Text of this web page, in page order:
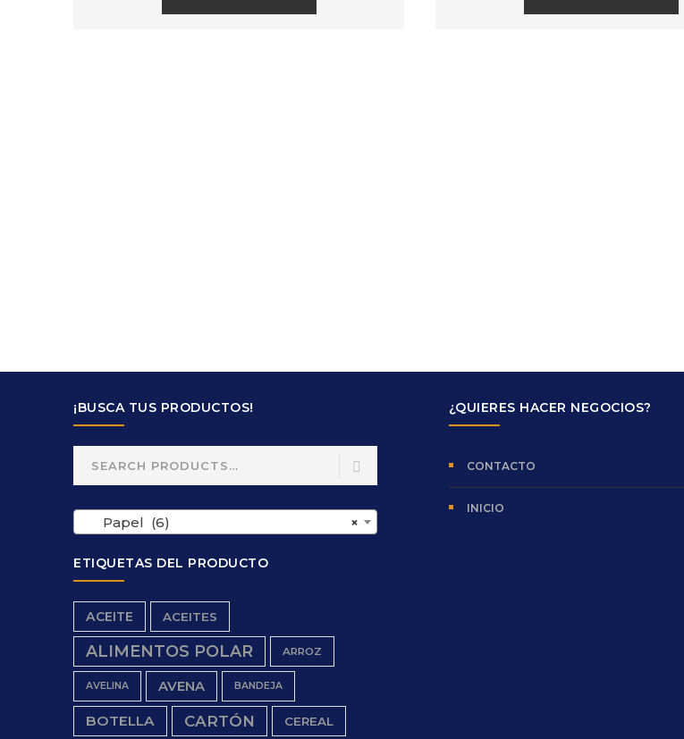
¡BUSCA TUS PRODUCTOS!
×
Papel (6)
ETIQUETAS DEL PRODUCTO
ACEITE ACEITES
ALIMENTOS POLAR ARROZ
AVELINA AVENA BANDEJA
BOTELLA CARTÓN CEREAL
¿QUIERES HACER NEGOCIOS?
CONTACTO
INICIO